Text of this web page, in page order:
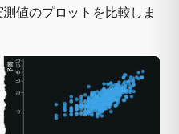
値のプロットを比較しま